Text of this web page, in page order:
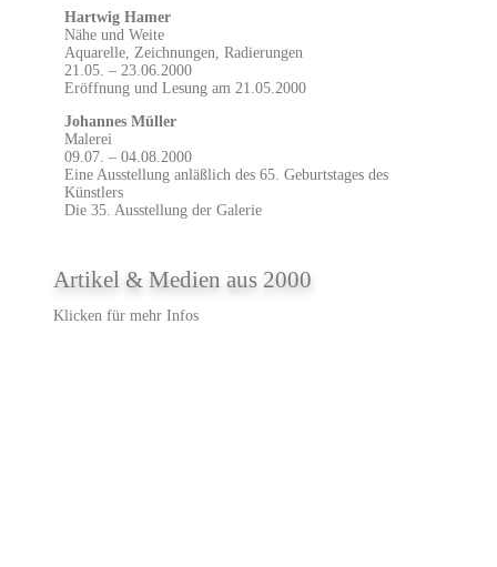
Hartwig Hamer
Nähe und Weite
Aquarelle, Zeichnungen, Radierungen
21.05. – 23.06.2000
Eröffnung und Lesung am 21.05.2000
Johannes Müller
Malerei
09.07. – 04.08.2000
Eine Ausstellung anläßlich des 65. Geburtstages des
Künstlers
Die 35. Ausstellung der Galerie
Artikel & Medien aus 2000
Klicken für mehr Infos